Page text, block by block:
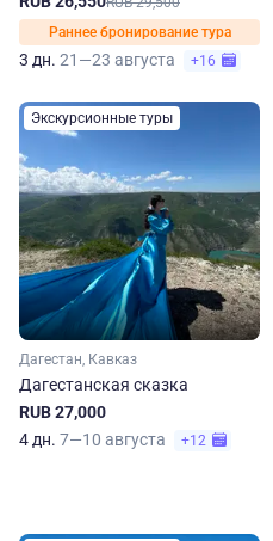
Раннее бронирование тура
3 дн. 21—23 августа +16
Экскурсионные туры
Дагестан, Кавказ
Дагестанская сказка
RUB 27,000
4 дн. 7—10 августа +12